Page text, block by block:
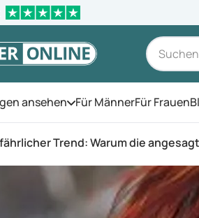
ansehen Öffnen Sie das Menü
Für MännerFür Frauen
Trend: Warum die